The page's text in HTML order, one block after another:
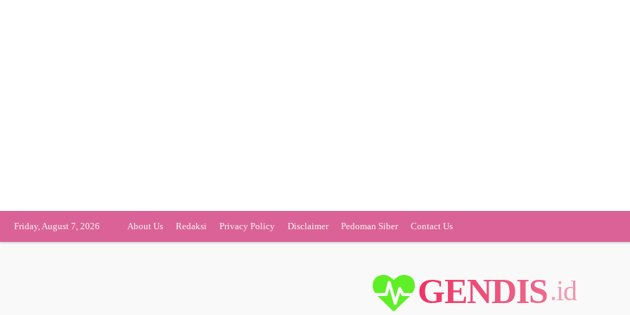
Friday, August 7, 2026 About Us Redaksi Privacy Policy Disclaimer Pedoman Siber Contact Us
GENDIS.id